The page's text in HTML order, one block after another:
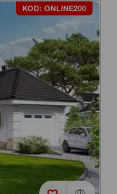
KOD: ONLINE200